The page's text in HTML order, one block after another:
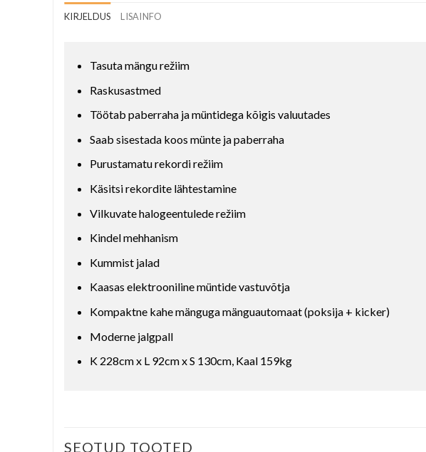
KIRJELDUS LISAINFO
Tasuta mängu režiim
Raskusastmed
Töötab paberraha ja müntidega kõigis valuutades
Saab sisestada koos münte ja paberraha
Purustamatu rekordi režiim
Käsitsi rekordite lähtestamine
Vilkuvate halogeentulede režiim
Kindel mehhanism
Kummist jalad
Kaasas elektrooniline müntide vastuvõtja
Kompaktne kahe mänguga mänguautomaat (poksija + kicker)
Moderne jalgpall
K 228cm x L 92cm x S 130cm, Kaal 159kg
SEOTUD TOOTED